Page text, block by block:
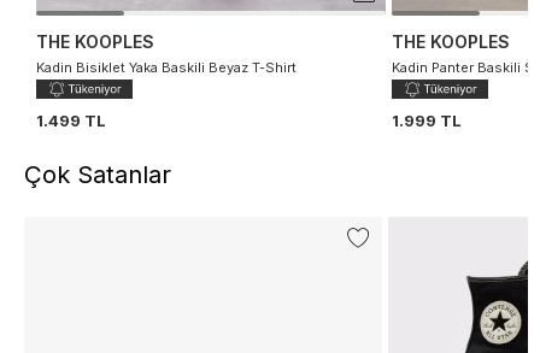
THE KOOPLES
Kadin Bisiklet Yaka Baskili Beyaz T-Shirt
1.499 TL
THE KOOPLES
Kadin Panter Baskili
1.999 TL
Çok Satanlar